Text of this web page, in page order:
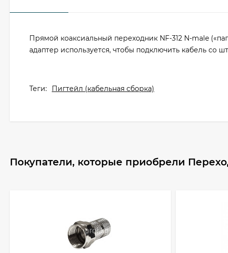
Прямой коаксиальный переходник NF-312 N-male
адаптер используется, чтобы подключить кабель со
Теги: Пигтейл (кабельная сборка)
Покупатели, которые приобрели